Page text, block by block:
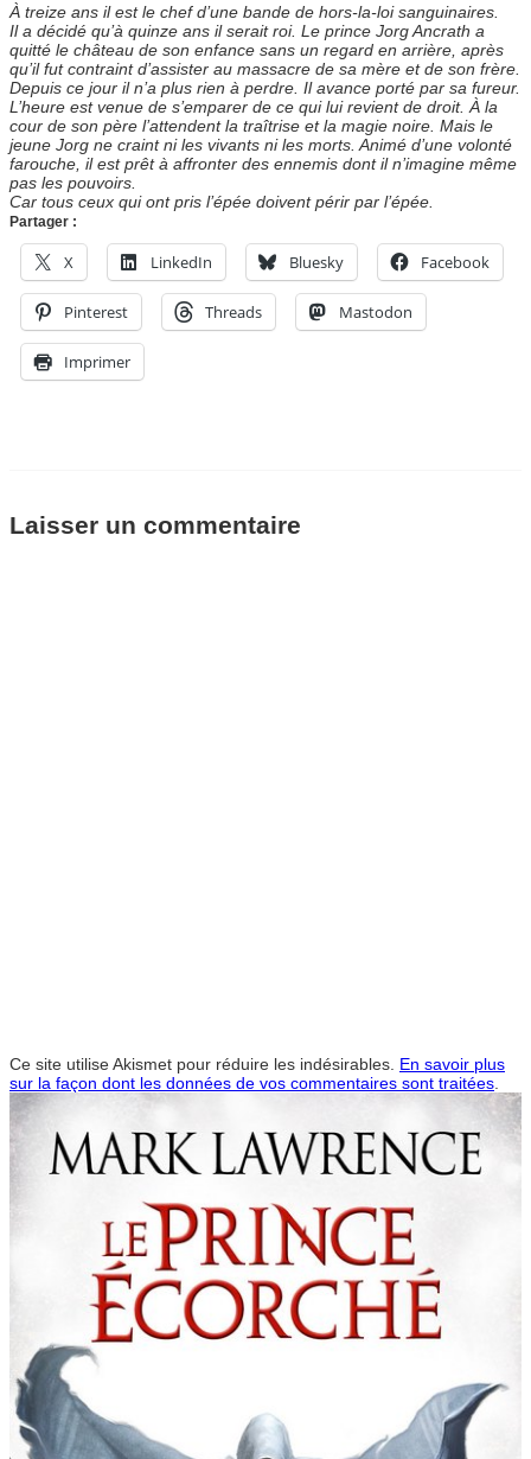
À treize ans il est le chef d’une bande de hors-la-loi sanguinaires.
Il a décidé qu’à quinze ans il serait roi. Le prince Jorg Ancrath a
quitté le château de son enfance sans un regard en arrière, après
qu’il fut contraint d’assister au massacre de sa mère et de son frère.
Depuis ce jour il n’a plus rien à perdre. Il avance porté par sa fureur.
L’heure est venue de s’emparer de ce qui lui revient de droit. À la
cour de son père l’attendent la traîtrise et la magie noire. Mais le
jeune Jorg ne craint ni les vivants ni les morts. Animé d’une volonté
farouche, il est prêt à affronter des ennemis dont il n’imagine même
pas les pouvoirs.
Car tous ceux qui ont pris l’épée doivent périr par l’épée.
Partager :
X LinkedIn Bluesky Facebook
Pinterest Threads Mastodon
Imprimer
Laisser un commentaire
Ce site utilise Akismet pour réduire les indésirables. En savoir plus
sur la façon dont les données de vos commentaires sont traitées.